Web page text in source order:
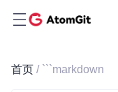
首页 / ```markdown